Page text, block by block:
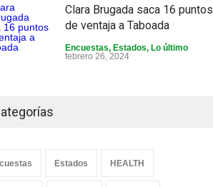
Clara Brugada saca 16 puntos
de ventaja a Taboada
Encuestas, Estados, Lo último
febrero 26, 2024
Estados HEALTH